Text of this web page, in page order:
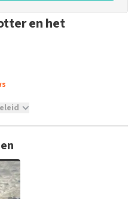
en het
te laten als je geen
Reviews met
worden niet geplaatst.
een review wordt